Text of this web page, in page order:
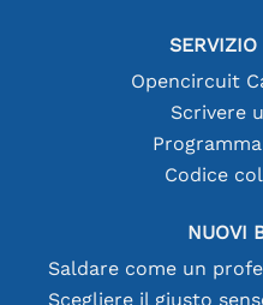
SERVIZIO
Opencircuit
Scrivere
Codice
NUOVI